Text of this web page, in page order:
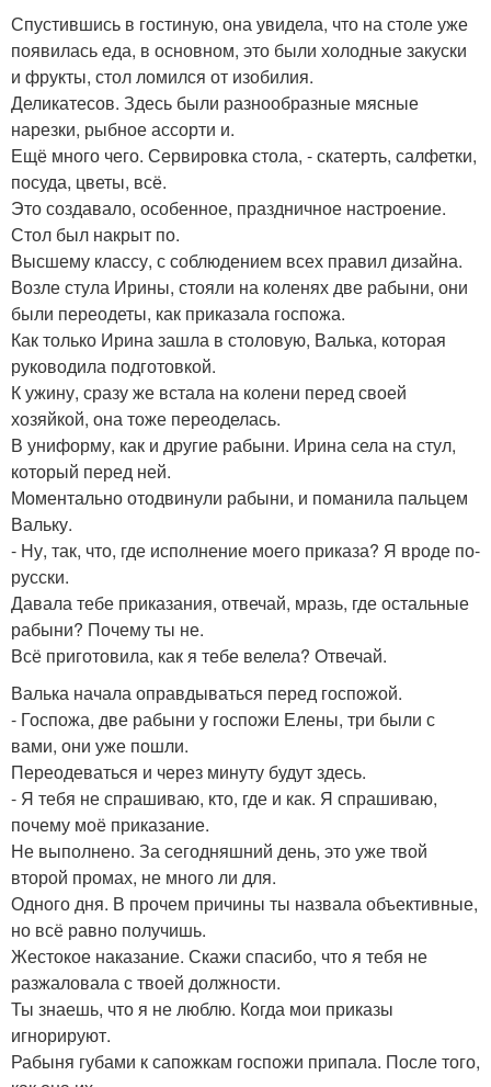
Спустившись в гостиную, она увидела, что на столе уже
появилась еда, в основном, это были холодные закуски
и фрукты, стол ломился от изобилия.
Деликатесов. Здесь были разнообразные мясные
нарезки, рыбное ассорти и.
Ещё много чего. Сервировка стола, - скатерть, салфетки,
посуда, цветы, всё.
Это создавало, особенное, праздничное настроение.
Стол был накрыт по.
Высшему классу, с соблюдением всех правил дизайна.
Возле стула Ирины, стояли на коленях две рабыни, они
были переодеты, как приказала госпожа.
Как только Ирина зашла в столовую, Валька, которая
руководила подготовкой.
К ужину, сразу же встала на колени перед своей
хозяйкой, она тоже переоделась.
В униформу, как и другие рабыни. Ирина села на стул,
который перед ней.
Моментально отодвинули рабыни, и поманила пальцем
Вальку.
- Ну, так, что, где исполнение моего приказа? Я вроде по-
русски.
Давала тебе приказания, отвечай, мразь, где остальные
рабыни? Почему ты не.
Всё приготовила, как я тебе велела? Отвечай.
Валька начала оправдываться перед госпожой.
- Госпожа, две рабыни у госпожи Елены, три были с
вами, они уже пошли.
Переодеваться и через минуту будут здесь.
- Я тебя не спрашиваю, кто, где и как. Я спрашиваю,
почему моё приказание.
Не выполнено. За сегодняшний день, это уже твой
второй промах, не много ли для.
Одного дня. В прочем причины ты назвала объективные,
но всё равно получишь.
Жестокое наказание. Скажи спасибо, что я тебя не
разжаловала с твоей должности.
Ты знаешь, что я не люблю. Когда мои приказы
игнорируют.
Рабыня губами к сапожкам госпожи припала. После того,